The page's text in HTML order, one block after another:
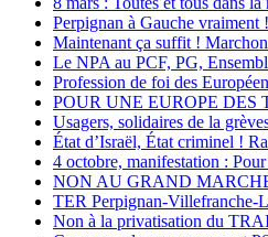
Perpignan à Gauche vraiment
Maintenant ça suffit !
Le NPA au PCF, PG,
Profession de foi des
POUR UNE EUROPE DES
Usagers, solidaires de la
État d’Israël, État criminel !
4 octobre, manifestation :
NON AU GRAND MARCHE
TER Perpignan-
Non à la privatisation du